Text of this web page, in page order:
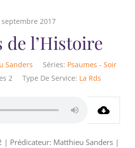
septembre 2017
de l’Histoire
Sanders Séries: Psaumes - Soir
2 Type De Service: La Rds
| Prédicateur: Matthieu Sanders |